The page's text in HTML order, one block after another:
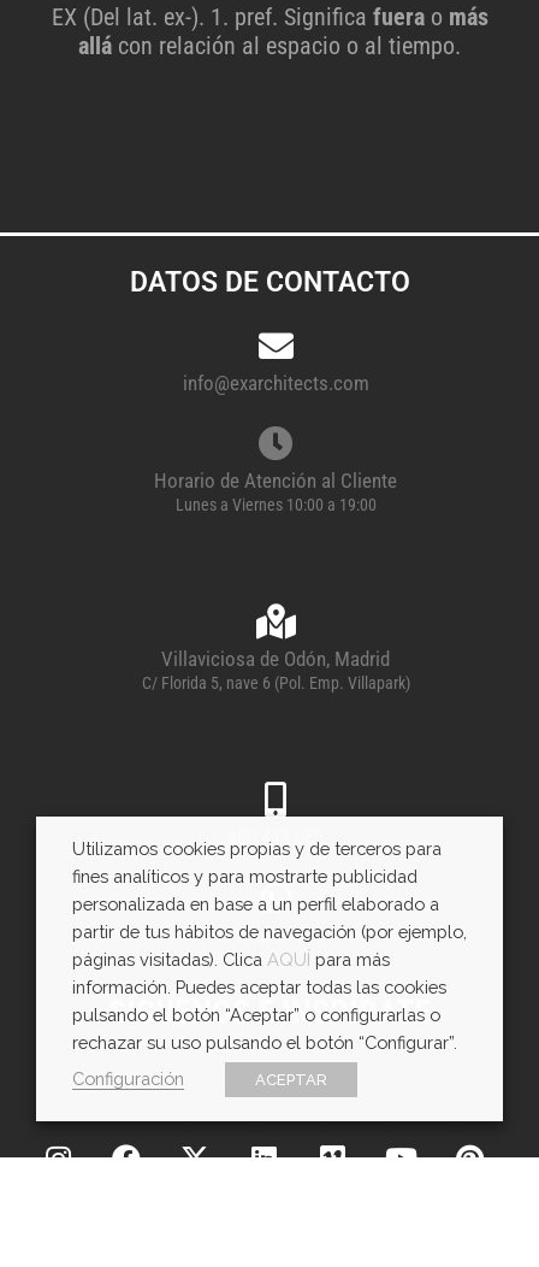
EX (Del lat. ex-). 1. pref. Significa fuera o más
allá con relación al espacio o al tiempo.
DATOS DE CONTACTO
info@exarchitects.com
Horario de Atención al Cliente
Lunes a Viernes 10:00 a 19:00
Villaviciosa de Odón, Madrid
C/ Florida 5, nave 6 (Pol. Emp. Villapark)
600 443 085
WhatsApp
SÍGUENOS E INSPÍRATE
Utilizamos cookies propias y de terceros para
fines analíticos y para mostrarte publicidad
personalizada en base a un perfil elaborado a
partir de tus hábitos de navegación (por ejemplo,
páginas visitadas). Clica AQUÍ para más
información. Puedes aceptar todas las cookies
pulsando el botón “Aceptar” o configurarlas o
rechazar su uso pulsando el botón “Configurar”.
Configuración
ACEPTAR